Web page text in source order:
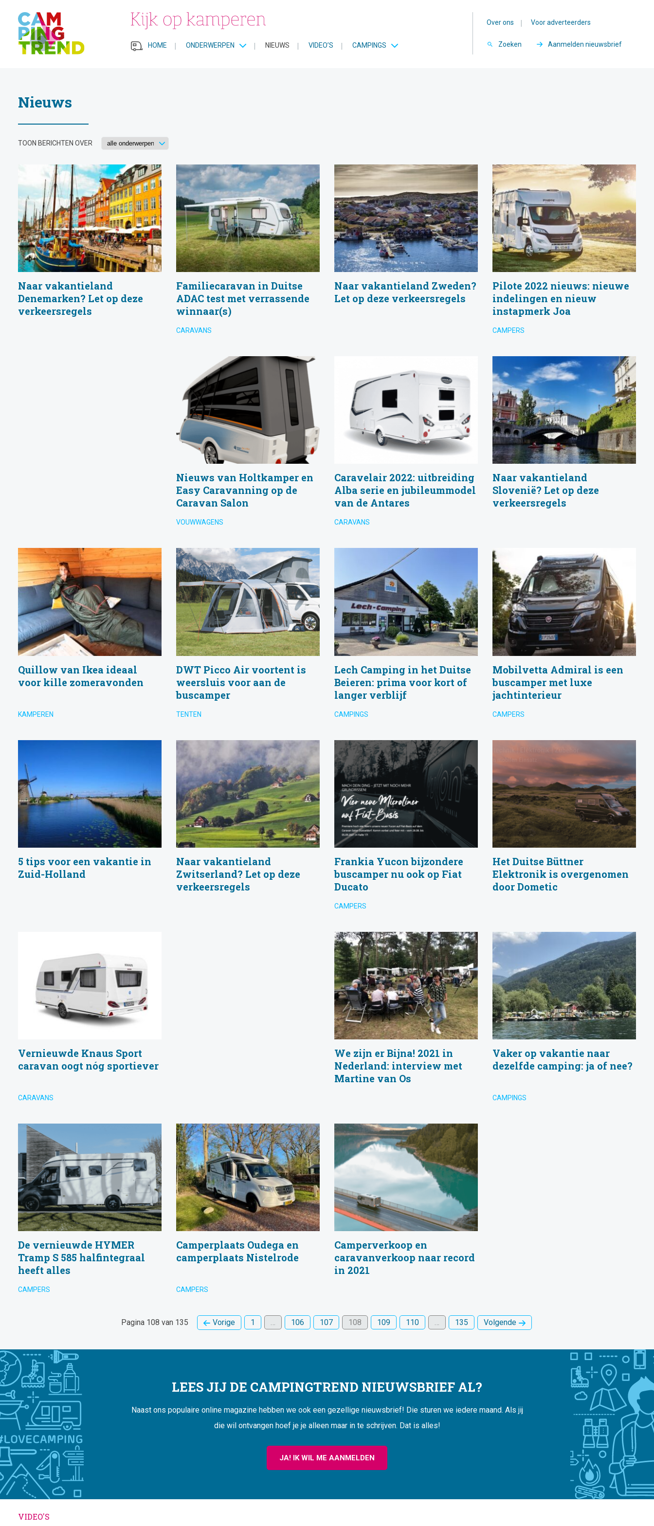
HOME | ONDERWERPEN | NIEUWS | VIDEO’S | CAMPINGS
Over ons | Voor adverteerders
Zoeken Aanmelden nieuwsbrief
Nieuws
TOON BERICHTEN OVER
Naar vakantieland
Denemarken? Let op deze
verkeersregels
Familiecaravan in Duitse
ADAC test met verrassende
winnaar(s)
CARAVANS
Naar vakantieland Zweden?
Let op deze verkeersregels
Pilote 2022 nieuws: nieuwe
indelingen en nieuw
instapmerk Joa
CAMPERS
Nieuws van Holtkamper en
Easy Caravanning op de
Caravan Salon
VOUWWAGENS
Caravelair 2022: uitbreiding
Alba serie en jubileummodel
van de Antares
CARAVANS
Naar vakantieland
Slovenië? Let op deze
verkeersregels
Quillow van Ikea ideaal
voor kille zomeravonden
KAMPEREN
DWT Picco Air voortent is
weersluis voor aan de
buscamper
TENTEN
Lech Camping in het Duitse
Beieren: prima voor kort of
langer verblijf
CAMPINGS
Mobilvetta Admiral is een
buscamper met luxe
jachtinterieur
CAMPERS
5 tips voor een vakantie in
Zuid-Holland
Naar vakantieland
Zwitserland? Let op deze
verkeersregels
Frankia Yucon bijzondere
buscamper nu ook op Fiat
Ducato
CAMPERS
Het Duitse Büttner
Elektronik is overgenomen
door Dometic
Vernieuwde Knaus Sport
caravan oogt nóg sportiever
CARAVANS
We zijn er Bijna! 2021 in
Nederland: interview met
Martine van Os
Vaker op vakantie naar
dezelfde camping: ja of nee?
CAMPINGS
De vernieuwde HYMER
Tramp S 585 halfintegraal
heeft alles
CAMPERS
Camperplaats Oudega en
camperplaats Nistelrode
CAMPERS
Camperverkoop en
caravanverkoop naar record
in 2021
Pagina 108 van 135 Vorige 1 … 106 107 108 109 110 … 135 Volgende
LEES JIJ DE CAMPINGTREND NIEUWSBRIEF AL?
Naast ons populaire online magazine hebben we ook een gezellige nieuwsbrief! Die sturen we iedere maand. Als jij
die wil ontvangen hoef je je alleen maar in te schrijven. Dat is alles!
JA! IK WIL ME AANMELDEN
VIDEO'S